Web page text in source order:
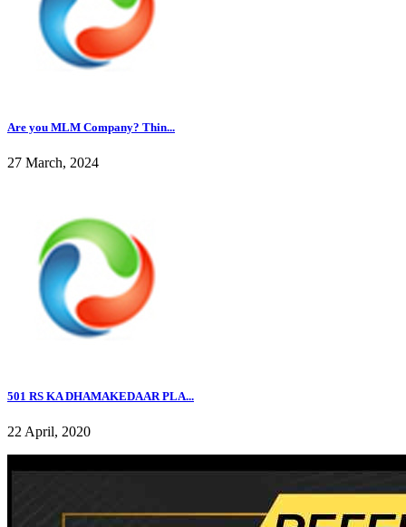
Are you MLM Company? Thin...
27 March, 2024
501 RS KA DHAMAKEDAAR PLA...
22 April, 2020